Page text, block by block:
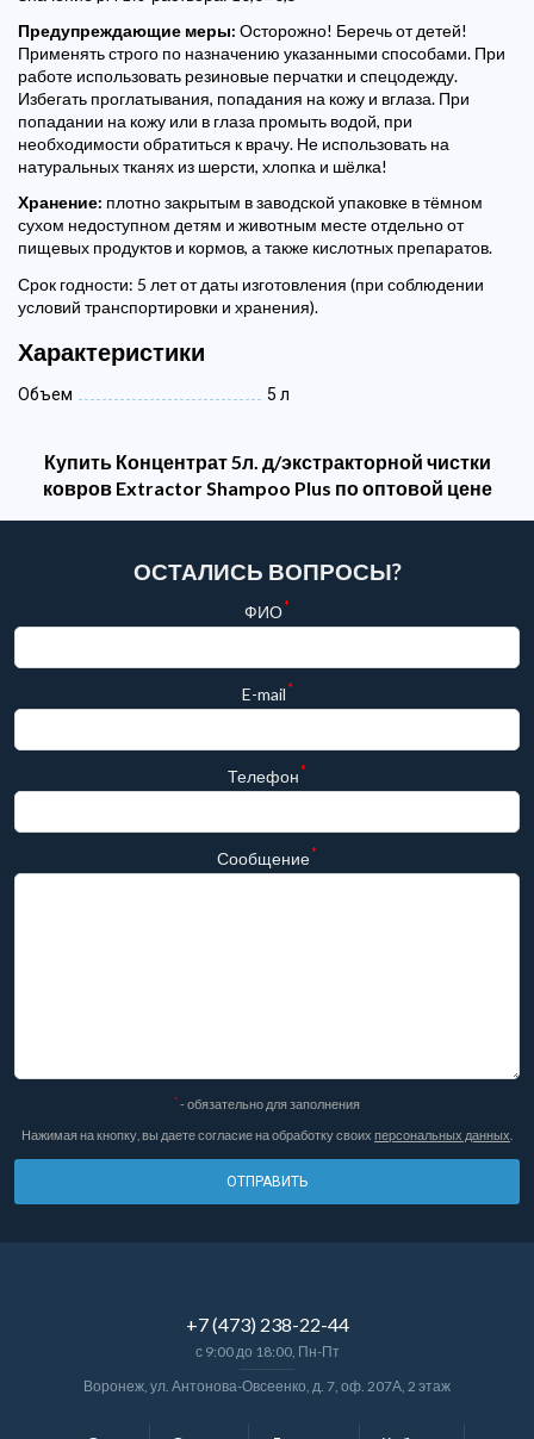
Предупреждающие меры: Осторожно! Беречь от детей!
Применять строго по назначению указанными способами. При
работе использовать резиновые перчатки и спецодежду.
Избегать проглатывания, попадания на кожу и вглаза. При
попадании на кожу или в глаза промыть водой, при
необходимости обратиться к врачу. Не использовать на
натуральных тканях из шерсти, хлопка и шёлка!
Хранение: плотно закрытым в заводской упаковке в тёмном
сухом недоступном детям и животным месте отдельно от
пищевых продуктов и кормов, а также кислотных препаратов.
Срок годности: 5 лет от даты изготовления (при соблюдении
условий транспортировки и хранения).
Характеристики
Объем 5 л
Купить Концентрат 5л. д/экстракторной чистки
ковров Extractor Shampoo Plus по оптовой цене
ОСТАЛИСЬ ВОПРОСЫ?
ФИО*
E-mail *
Телефон *
Сообщение*
* - обязательно для заполнения
Нажимая на кнопку, вы даете согласие на обработку своих персональных данных
ОТПРАВИТЬ
+7 (473) 238-22-44
с 9:00 до 18:00, Пн-Пт
Воронеж, ул. Антонова-Овсеенко, д. 7, оф. 207А, 2 этаж